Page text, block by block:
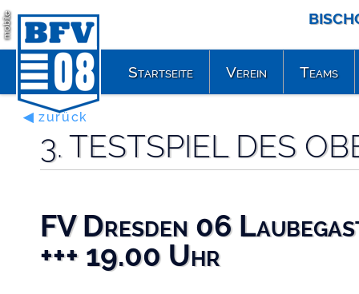
mobile
◀ zurück
3. TESTSPIEL DES
FV Dresden 06
+++ 19.00 Uhr
Startseite Verein Teams